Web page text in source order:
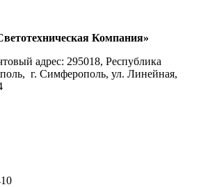
Компания»
адрес: 295018, Республика
г. Симферополь, ул. Линейная,